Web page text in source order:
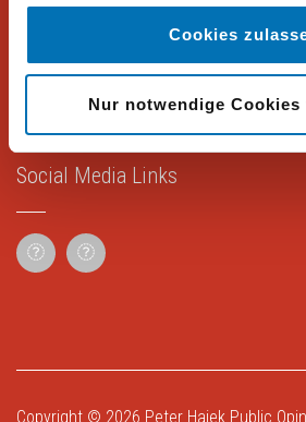
Cookies
Nur notwendige Cookies
Social Media Links
Copyright © 2026 Peter Hajek Public